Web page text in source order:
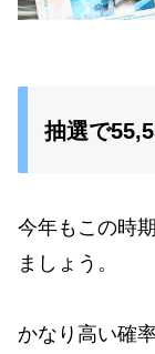
抽選で
今年もこの時
ましょう。
かなり高い確